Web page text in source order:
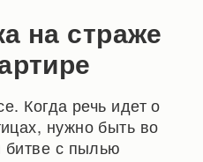
на страже
Когда речь идет о
нужно быть во
битве с пылью